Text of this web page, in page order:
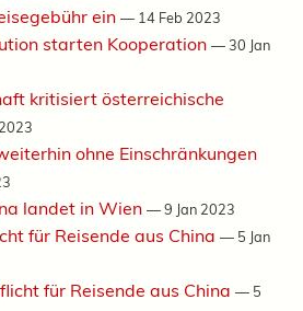
ein — 14 Feb 2023
starten Kooperation —30 Jan
kritisiert österreichische
ohne Einschränkungen
landet in Wien —9 Jan 2023
für Reisende aus China — 5 Jan
für Reisende aus China — 5